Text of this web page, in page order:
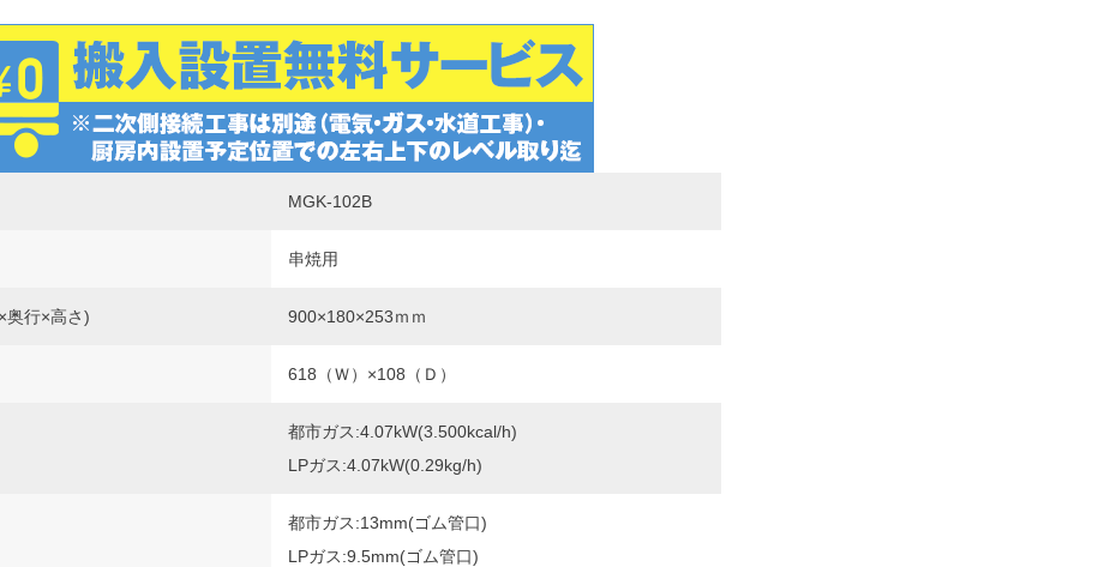
MGK-102B
串焼用
奥行×高さ) 900×180×253ｍｍ
618（Ｗ）×108（Ｄ）
都市ガス:4.07kW(3.500kcal/h)
LPガス:4.07kW(0.29kg/h)
都市ガス:13mm(ゴム管口)
LPガス:9.5mm(ゴム管口)